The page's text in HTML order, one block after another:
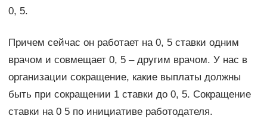
0, 5.
Причем сейчас он работает на 0, 5 ставки одним
врачом и совмещает 0, 5 – другим врачом. У нас в
организации сокращение, какие выплаты должны
быть при сокращении 1 ставки до 0, 5. Сокращение
ставки на 0 5 по инициативе работодателя.